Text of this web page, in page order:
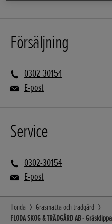
Försäljning
0302-30154
E-post
Service
0302-30154
E-post
Honda
Gräsmatta och trädgård
FLODA SKOG & TRÄDGÅRD AB -